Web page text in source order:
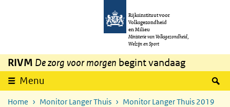
Overslaan en naar de inhoud gaan
Rijksinstituut voor
Volksgezondheid
en Milieu
Ministerie van Volksgezondheid,
Welzijn en Sport
RIVM De zorg voor morgen begint vandaag
Menu
Home Monitor Langer Thuis
Monitor Langer Thuis 2019